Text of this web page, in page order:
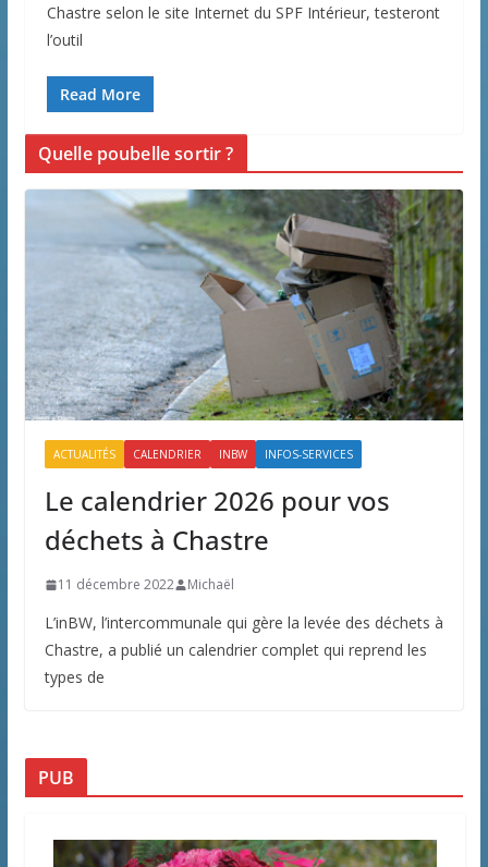
Chastre selon le site Internet du SPF Intérieur, testeront
l’outil
Read More
Quelle poubelle sortir ?
ACTUALITÉS CALENDRIER INBW INFOS-SERVICES
Le calendrier 2026 pour vos
déchets à Chastre
11 décembre 2022 Michaël
L’inBW, l’intercommunale qui gère la levée des déchets à
Chastre, a publié un calendrier complet qui reprend les
types de
PUB